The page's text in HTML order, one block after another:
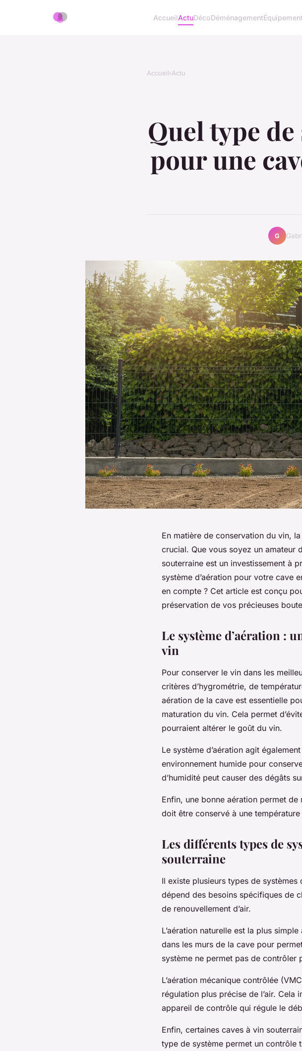
AccueilActuDécoDéménagementÉquipement
Accueil›Actu
Quel type
pour une
G
En matière de conservation du vin,
crucial. Que vous soyez un
souterraine est un investissement à
système d’aération pour votre cave
en compte ? Cet article est conçu
préservation de vos précieuses
Le système d’aération :
vin
Pour conserver le vin dans les
critères d’hygrométrie, de
aération de la cave est essentielle
maturation du vin. Cela permet
pourraient altérer le goût du vin.
Le système d’aération agit
environnement humide pour
d’humidité peut causer des dégâts
Enfin, une bonne aération permet
doit être conservé à une
Les différents types de
souterraine
Il existe plusieurs types de
dépend des besoins spécifiques de
de renouvellement d’air.
L’aération naturelle est la plus
dans les murs de la cave pour
système ne permet pas de contrôler
L’aération mécanique contrôlée
régulation plus précise de l’air. Cela
appareil de contrôle qui régule le
Enfin, certaines caves à vin
type de système permet un contrôle